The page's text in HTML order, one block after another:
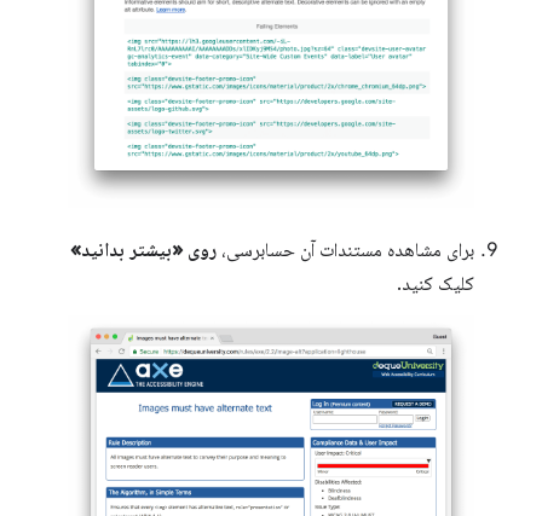
برای مشاهده مستندات آن حسابرسی، روی «بیشتر بدانید»
کلیک کنید.